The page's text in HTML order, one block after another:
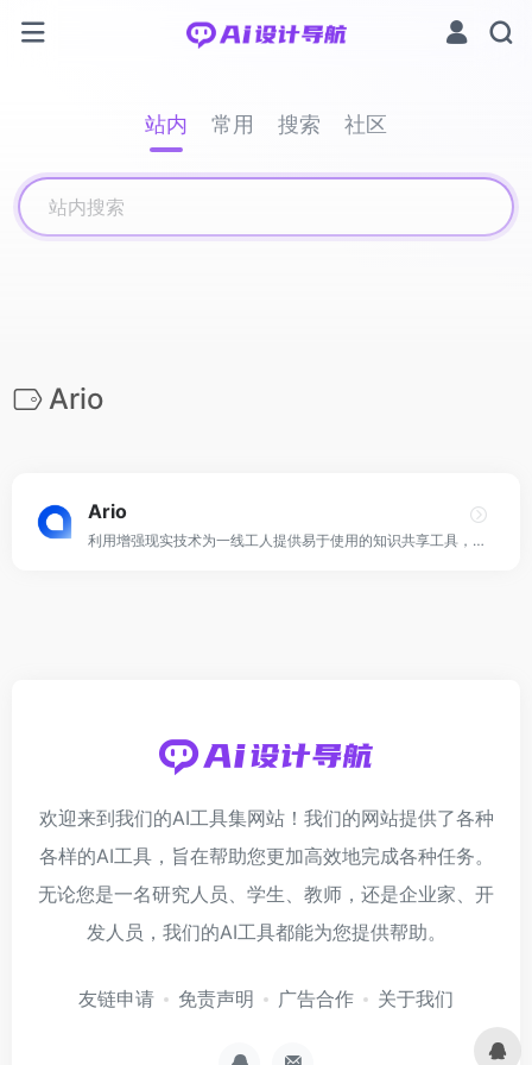
站内 常用 搜索 社区
Ario
Ario
利用增强现实技术为一线工人提供易于使用的知识共享工具，以在最需要的时间、地点和方式提供信息。
欢迎来到我们的AI工具集网站！我们的网站提供了各种
各样的AI工具，旨在帮助您更加高效地完成各种任务。
无论您是一名研究人员、学生、教师，还是企业家、开
发人员，我们的AI工具都能为您提供帮助。
友链申请 免责声明 广告合作 关于我们